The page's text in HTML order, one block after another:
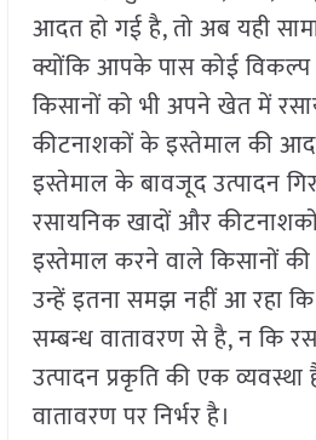
आदत हो गई है, तो अब यही
क्योंकि आपके पास कोई विकल्प
किसानों को भी अपने खेत में
कीटनाशकों के इस्तेमाल की
इस्तेमाल के बावजूद उत्पादन
रसायनिक खादों और
इस्तेमाल करने वाले किसानों
उन्हें इतना समझ नहीं आ रहा कि
सम्बन्ध वातावरण से है, न कि
उत्पादन प्रकृति की एक
वातावरण पर निर्भर है।